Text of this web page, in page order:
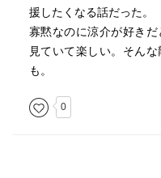
援したくなる話だった。
寡黙なのに涼介が好きだ
見ていて楽しい。そん
も。
0